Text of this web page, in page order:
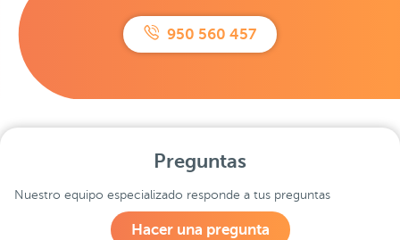
950 560 457
Preguntas
Nuestro equipo especializado responde a tus preguntas
Hacer una pregunta